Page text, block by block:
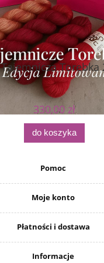
Tajemnicza Torebka
330,00 zł
do koszyka
Pomoc
Moje konto
Płatności i dostawa
Informacje